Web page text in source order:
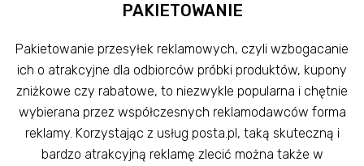
PAKIETOWANIE
Pakietowanie przesyłek reklamowych, czyli wzbogacanie
ich o atrakcyjne dla odbiorców próbki produktów, kupony
zniżkowe czy rabatowe, to niezwykle popularna i chętnie
wybierana przez współczesnych reklamodawców forma
reklamy. Korzystając z usług posta.pl, taką skuteczną i
bardzo atrakcyjną reklamę zlecić można także w